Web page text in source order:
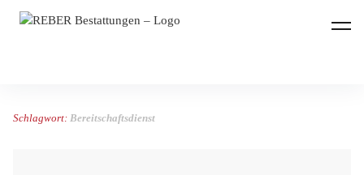
REBER Bestattungen
Schlagwort: Bereitschaftsdienst